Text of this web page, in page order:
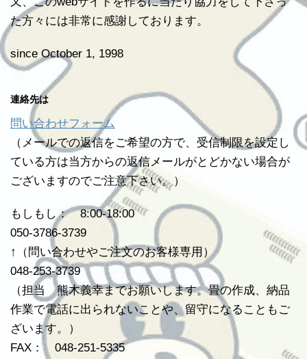
た方々には非常に感謝しております。
since October 1, 1998
連絡先は
問い合わせフォーム
（メールでの返信をご希望の方で、受信制限を設定し
ている方は当方からの返信メールがとどかない場合が
ございますのでご注意下さい。）
もしもし： 8:00-18:00
050-3786-3739
↑（問い合わせやご注文のお客様専用）
048-253-3739
（担当 熊木義幸までお願いします。畳の作成、納品
作業で電話に出られないことや、留守になることもご
ざいます。）
FAX： 048-251-5335